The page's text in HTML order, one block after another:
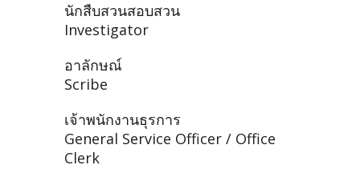
นักสืบสวนสอบสวน
Investigator
อาลักษณ์
Scribe
เจ้าพนักงานธุรการ
General Service Officer / Office
Clerk